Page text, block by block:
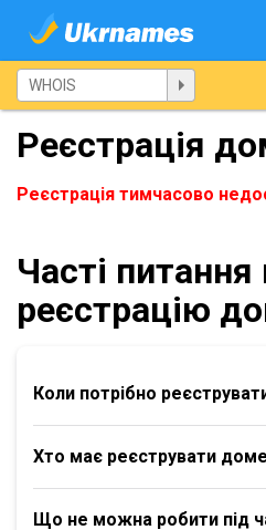
Реєстрація
Реєстрація тимчасово
Часті питання
реєстрацію
Коли потрібно
Хто має реєструвати
Що не можна робити під